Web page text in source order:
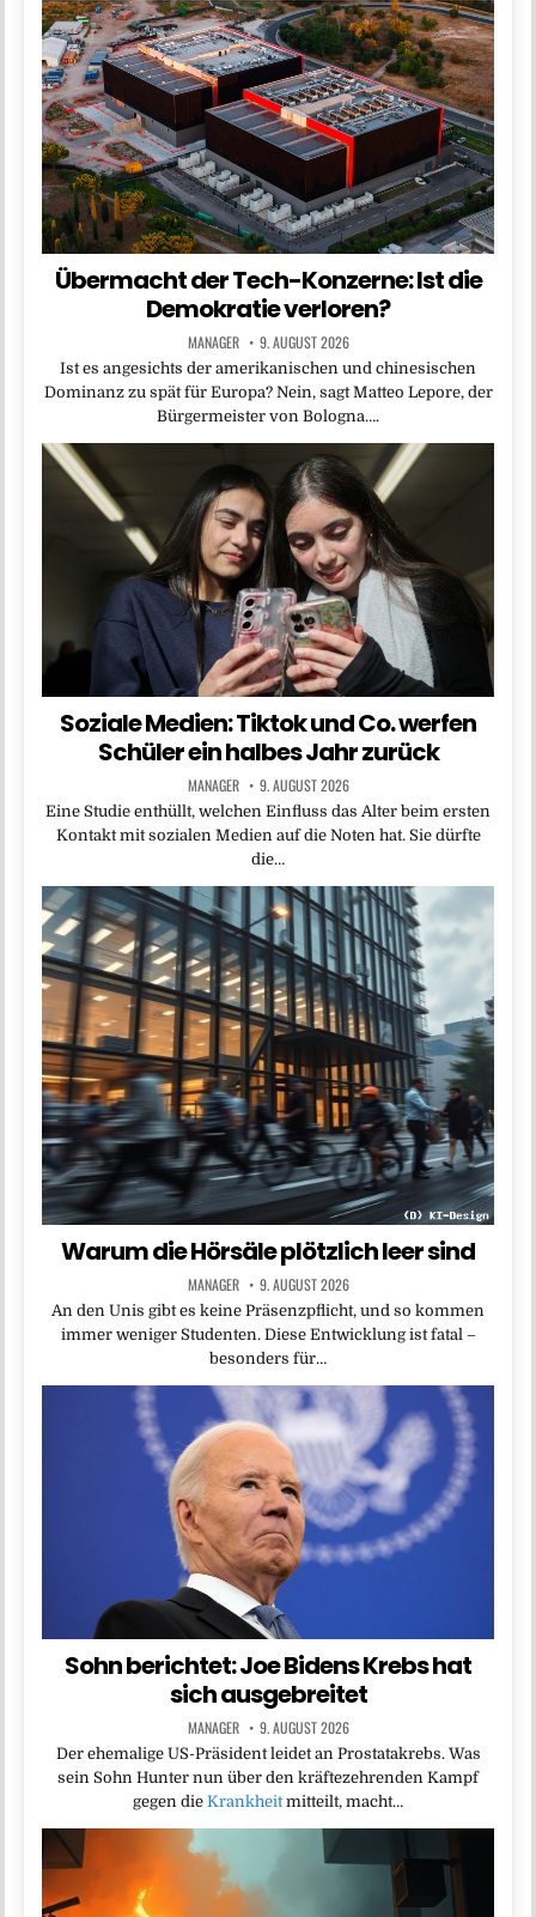
Übermacht der Tech-Konzerne: Ist die
Demokratie verloren?
MANAGER 9. AUGUST 2026
Ist es angesichts der amerikanischen und chinesischen
Dominanz zu spät für Europa? Nein, sagt Matteo Lepore, der
Bürgermeister von Bologna….
Soziale Medien: Tiktok und Co. werfen
Schüler ein halbes Jahr zurück
MANAGER 9. AUGUST 2026
Eine Studie enthüllt, welchen Einfluss das Alter beim ersten
Kontakt mit sozialen Medien auf die Noten hat. Sie dürfte
die…
Warum die Hörsäle plötzlich leer sind
MANAGER 9. AUGUST 2026
An den Unis gibt es keine Präsenzpflicht, und so kommen
immer weniger Studenten. Diese Entwicklung ist fatal –
besonders für…
Sohn berichtet: Joe Bidens Krebs hat
sich ausgebreitet
MANAGER 9. AUGUST 2026
Der ehemalige US-Präsident leidet an Prostatakrebs. Was
sein Sohn Hunter nun über den kräftezehrenden Kampf
gegen die Krankheitmitteilt, macht…